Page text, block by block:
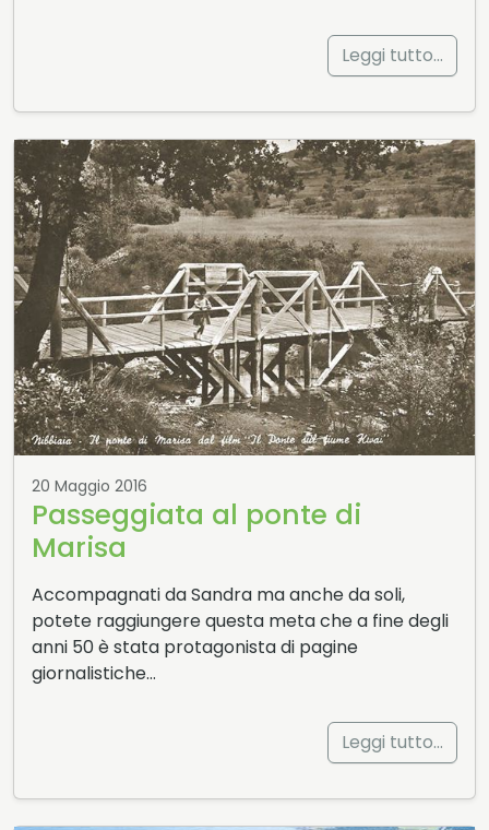
Leggi tutto…
20 Maggio 2016
Passeggiata al ponte di
Marisa
Accompagnati da Sandra ma anche da soli,
potete raggiungere questa meta che a fine degli
anni 50 è stata protagonista di pagine
giornalistiche…
Leggi tutto…